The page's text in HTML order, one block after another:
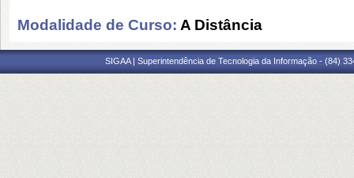
Modalidade de Curso: A Distância
SIGAA | Superintendência de Tecnologia da Informação - (84)